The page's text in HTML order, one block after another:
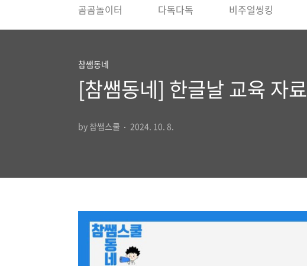
곰곰놀이터 다독다독 비주얼씽킹
참쌤동네
[참쌤동네] 한글날 교육 자료
by 참쌤스쿨 2024. 10. 8.